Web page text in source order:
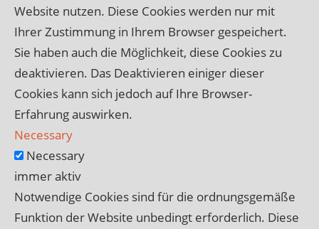
Website nutzen. Diese Cookies werden nur mit
Ihrer Zustimmung in Ihrem Browser gespeichert.
Sie haben auch die Möglichkeit, diese Cookies zu
deaktivieren. Das Deaktivieren einiger dieser
Cookies kann sich jedoch auf Ihre Browser-
Erfahrung auswirken.
Necessary
Necessary
immer aktiv
Notwendige Cookies sind für die ordnungsgemäße
Funktion der Website unbedingt erforderlich. Diese